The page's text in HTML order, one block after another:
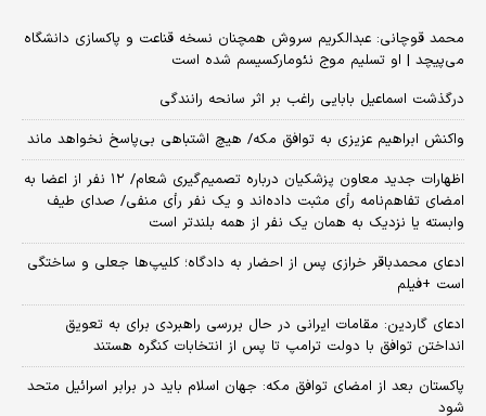
محمد قوچانی: عبدالکریم سروش همچنان نسخه قناعت و پاکسازی دانشگاه
می‌پیچد | او تسلیم موج نئومارکسیسم شده است
درگذشت اسماعیل بابایی راغب بر اثر سانحه رانندگی
واکنش ابراهیم عزیزی به توافق مکه/ هیچ اشتباهی بی‌پاسخ نخواهد ماند
اظهارات جدید معاون پزشکیان درباره تصمیم‌گیری شعام/ ۱۲ نفر از اعضا به
امضای تفاهم‌نامه رأی مثبت داده‌اند و یک نفر رأی منفی/ صدای طیف
وابسته یا نزدیک به همان یک نفر از همه بلندتر است
ادعای محمدباقر خرازی پس از احضار به دادگاه؛ کلیپ‌ها جعلی و ساختگی
است +فیلم
ادعای گاردین: مقامات ایرانی در حال بررسی راهبردی برای به تعویق
انداختن توافق با دولت ترامپ تا پس از انتخابات کنگره هستند
پاکستان بعد از امضای توافق مکه: جهان اسلام باید در برابر اسرائیل متحد
شود